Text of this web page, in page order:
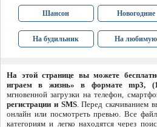
Шансон Новогодние
На будильник На любимую
На этой странице вы можете
играем в жизнь» в формате mp3,
мгновенной загрузки на телефон,
регистрации и SMS. Перед скачиванием
онлайн или посмотреть превью. Все
категориям и легко находятся через